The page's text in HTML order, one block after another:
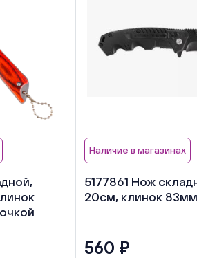
Наличие в магазинах
5177861 Нож
20см, клинок
560 ₽